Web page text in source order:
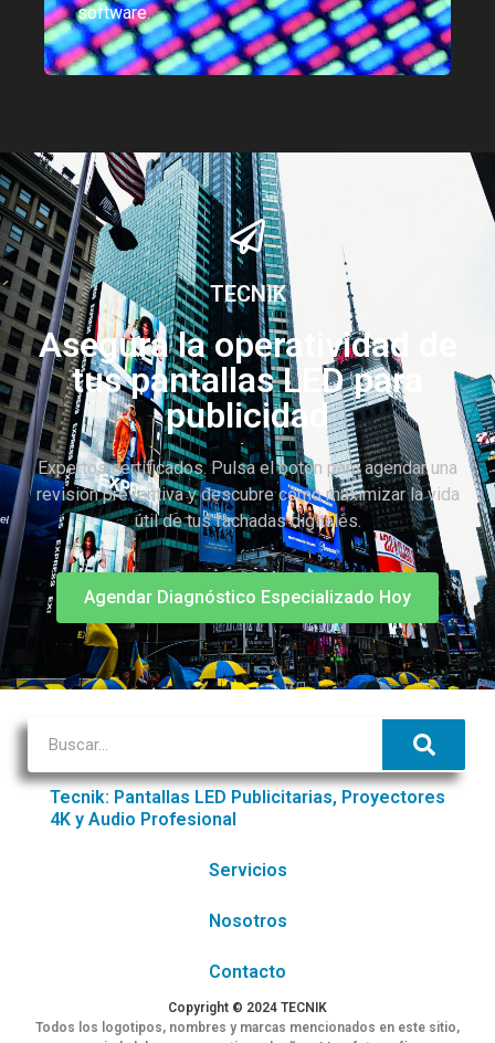
software.
TECNIK
Asegura la operatividad de
tus pantallas LED para
publicidad
Expertos certificados. Pulsa el botón para agendar una
revisión preventiva y descubre cómo maximizar la vida
útil de tus fachadas digitales.
Agendar Diagnóstico Especializado Hoy
Tecnik: Pantallas LED Publicitarias, Proyectores
4K y Audio Profesional
Servicios
Nosotros
Contacto
Copyright © 2024 TECNIK
Todos los logotipos, nombres y marcas mencionados en este sitio,